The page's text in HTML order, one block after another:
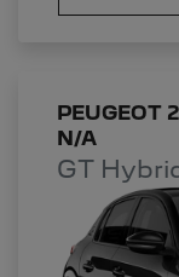
PEUGEOT
N/A
GT